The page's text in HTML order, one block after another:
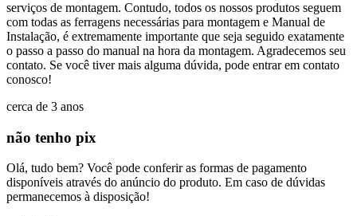
serviços de montagem. Contudo, todos os nossos produtos seguem
com todas as ferragens necessárias para montagem e Manual de
Instalação, é extremamente importante que seja seguido exatamente
o passo a passo do manual na hora da montagem. Agradecemos seu
contato. Se você tiver mais alguma dúvida, pode entrar em contato
conosco!
cerca de 3 anos
não tenho pix
Olá, tudo bem? Você pode conferir as formas de pagamento
disponíveis através do anúncio do produto. Em caso de dúvidas
permanecemos à disposição!